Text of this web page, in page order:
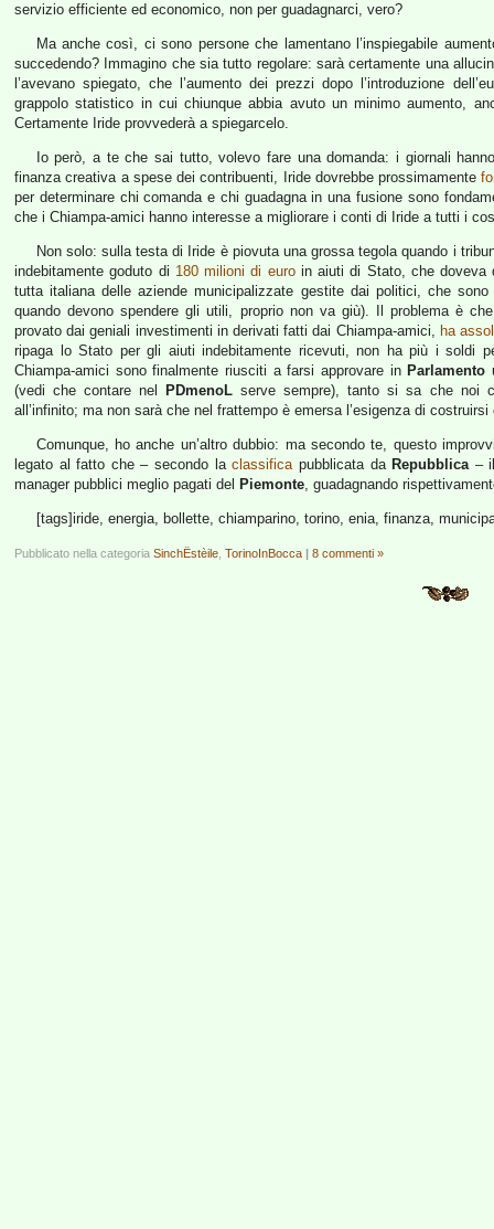
servizio efficiente ed economico, non per guadagnarci, vero?
Ma anche così, ci sono persone che lamentano l’inspiegabile
succedendo? Immagino che sia tutto regolare: sarà certamente una
l’avevano spiegato, che l’aumento dei prezzi dopo l’introduzione
grappolo statistico in cui chiunque abbia avuto un minimo aumento,
Certamente Iride provvederà a spiegarcelo.
Io però, a te che sai tutto, volevo fare una domanda: i giornali
finanza creativa a spese dei contribuenti, Iride dovrebbe prossimamente
per determinare chi comanda e chi guadagna in una fusione sono
che i Chiampa-amici hanno interesse a migliorare i conti di Iride a tutti i
Non solo: sulla testa di Iride è piovuta una grossa tegola quando i
indebitamente goduto di 180 milioni di euroin aiuti di Stato, che doveva
tutta italiana delle aziende municipalizzate gestite dai politici, che
quando devono spendere gli utili, proprio non va giù). Il problema è
provato dai geniali investimenti in derivati fatti dai Chiampa-amici, ha
ripaga lo Stato per gli aiuti indebitamente ricevuti, non ha più i soldi
Chiampa-amici sono finalmente riusciti a farsi approvare in Parlamento
(vedi che contare nel
PDmenoL serve sempre), tanto si sa che noi
all’infinito; ma non sarà che nel frattempo è emersa l’esigenza di
Comunque, ho anche un’altro dubbio: ma secondo te, questo
legato al fatto che – secondo laclassificapubblicata da Repubblica– il
manager pubblici meglio pagati del Piemonte, guadagnando
[tags]iride, energia, bollette, chiamparino, torino, enia, finanza,
Pubblicato nella categoria SinchËstèile TorinoInBocca | 8 commenti »